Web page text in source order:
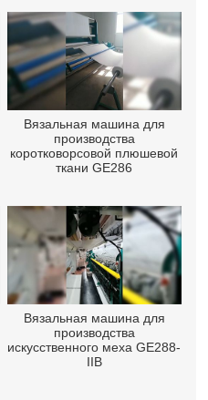
Вязальная машина для
производства
коротковорсовой плюшевой
ткани GE286
Вязальная машина для
производства
искусственного меха GE288-
IIB